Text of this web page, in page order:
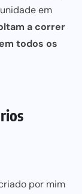
em
a correr
todos os
por mim